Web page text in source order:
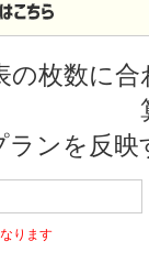
の枚数に
ランを反
ります